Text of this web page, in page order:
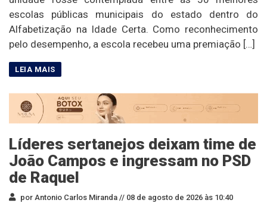
escolas públicas municipais do estado dentro do
Alfabetização na Idade Certa. Como reconhecimento
pelo desempenho, a escola recebeu uma premiação […]
Líderes sertanejos deixam time de
João Campos e ingressam no PSD
de Raquel
por Antonio Carlos Miranda // 08 de agosto de 2026 às 10:40